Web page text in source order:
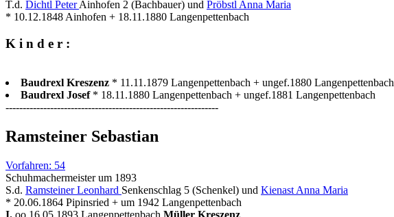
T.d. Dichtl PeterAinhofen 2 (Bachbauer) und Pröbstl Anna Maria
* 10.12.1848 Ainhofen + 18.11.1880 Langenpettenbach
K i n d e r :
Baudrexl Kreszenz * 11.11.1879 Langenpettenbach + ungef.1880 Langenpettenbach
Baudrexl Josef * 18.11.1880 Langenpettenbach + ungef.1881 Langenpettenbach
--------------------------------------------------------------
Ramsteiner Sebastian
Vorfahren: 54
Schuhmachermeister um 1893
S.d. Ramsteiner Leonhard Senkenschlag 5 (Schenkel) und Kienast Anna Maria
* 20.06.1864 Pipinsried + um 1942 Langenpettenbach
I. oo 16.05.1893 Langenpettenbach Müller Kreszenz